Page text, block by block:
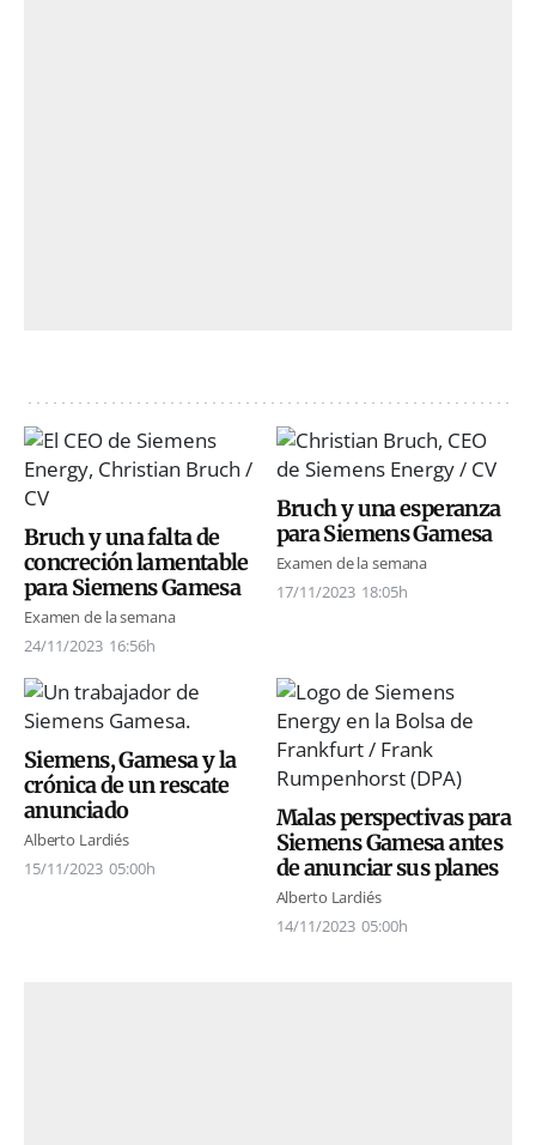
Bruch y una falta de
concreción lamentable
para Siemens Gamesa
Examen de la semana
24/11/2023 16:56h
Bruch y una esperanza
para Siemens Gamesa
Examen de la semana
17/11/2023 18:05h
Siemens, Gamesa y la
crónica de un rescate
anunciado
Alberto Lardiés
15/11/2023 05:00h
Malas perspectivas para
Siemens Gamesa antes
de anunciar sus planes
Alberto Lardiés
14/11/2023 05:00h